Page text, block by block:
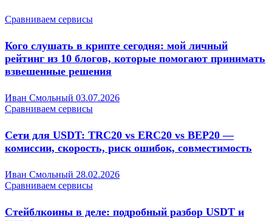
Сравниваем сервисы
Кого слушать в крипте сегодня: мой личный
рейтинг из 10 блогов, которые помогают принимать
взвешенные решения
Иван Смольный 03.07.2026
Сравниваем сервисы
Сети для USDT: TRC20 vs ERC20 vs BEP20 —
комиссии, скорость, риск ошибок, совместимость
Иван Смольный 28.02.2026
Сравниваем сервисы
Стейблкоины в деле: подробный разбор USDT и